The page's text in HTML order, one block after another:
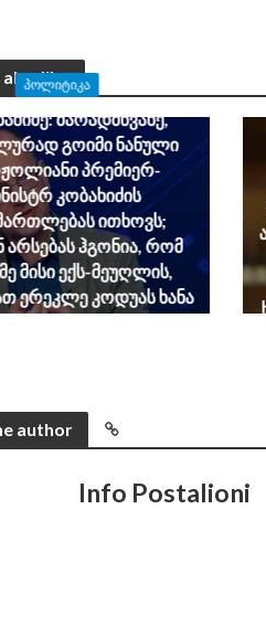
also like
ᲞᲝᲚᲘᲢᲘᲙᲐ
მარადმწვანე,
გოიმი ნანული
პრემიერ-
კობახიძის
ითხოვს;
არსებას ჰგონია, რომ
მისი ექს-მეუღლის,
ერეკლე კოდუას ხანა
author
Info Postalioni